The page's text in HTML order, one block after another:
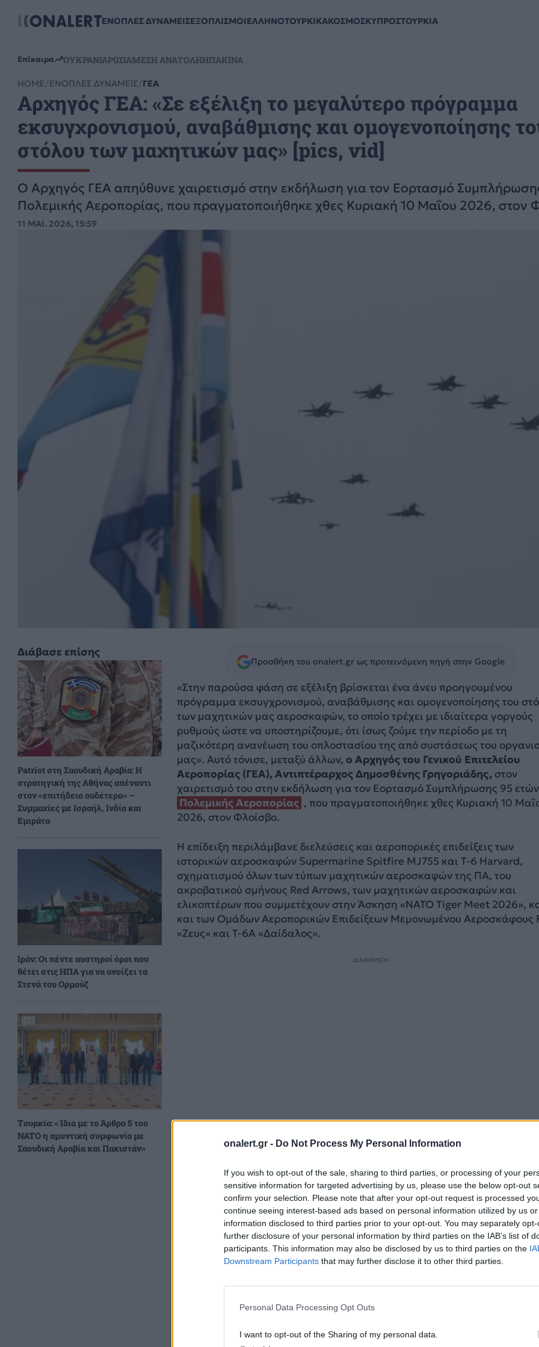
onalert.gr - Do Not Process My Personal Information
If you wish to opt-out of the sale, sharing to third parties, or processing of your
sensitive information for targeted advertising by us, please use the below opt-out
confirm your selection. Please note that after your opt-out request is processed
continue seeing interest-based ads based on personal information utilized by us
information disclosed to third parties prior to your opt-out. You may separately
further disclosure of your personal information by third parties on the IAB’s list of
participants. This information may also be disclosed by us to third parties on the
Downstream Participants that may further disclose it to other third parties.
Personal Data Processing Opt Outs
I want to opt-out of the Sharing of my personal data.
ΕΝΟΠΛΕΣ ΔΥΝΑΜΕΙΣΕΞΟΠΛΙΣΜΟΙΕΛΛΗΝΟΤΟΥΡΚΙΚΑΚΟΣΜΟΣΚΥΠΡΟΣΤΟΥΡΚΙΑ
Επίκαιρα ΟΥΚΡΑΝΙΑΡΩΣΙΑΜΕΣΗ ΑΝΑΤΟΛΗΗΠΑΚΙΝΑ
HOME ΕΝΟΠΛΕΣ ΔΥΝΑΜΕΙΣ ΓΕΑ
Αρχηγός ΓΕΑ: «Σε εξέλιξη το μεγαλύτερο πρόγραμμα
εκσυγχρονισμού, αναβάθμισης και ομογενοποίησης
στόλου των μαχητικών μας» [pics, vid]
Ο Αρχηγός ΓΕΑ απηύθυνε χαιρετισμό στην εκδήλωση για τον Εορτασμό
Πολεμικής Αεροπορίας, που πραγματοποιήθηκε χθες Κυριακή 10 Μαΐου 2026, στον
11 ΜΑΙ. 2026, 15:59
Διάβασε επίσης
Patriot στη Σαουδική Αραβία: Η
στρατηγική της Αθήνας απέναντι
στον «επιτήδειο ουδέτερο» –
Συμμαχίες με Ισραήλ, Ινδία και
Εμιράτα
Ιράν: Οι πέντε αυστηροί όροι που
θέτει στις ΗΠΑ για να ανοίξει τα
Στενά του Ορμούζ
Τουρκία: «Ίδια με το Άρθρο 5 του
NATO η αμυντική συμφωνία με
Σαουδική Αραβία και Πακιστάν»
Προσθήκη του onalert.gr ως προτεινόμενη πηγή στην Google
«Στην παρούσα φάση σε εξέλιξη βρίσκεται ένα άνευ προηγουμένου
πρόγραμμα εκσυγχρονισμού, αναβάθμισης και ομογενοποίησης του
των μαχητικών μας αεροσκαφών, το οποίο τρέχει με ιδιαίτερα γοργούς
ρυθμούς ώστε να υποστηρίζουμε, ότι ίσως ζούμε την περίοδο με τη
μαζικότερη ανανέωση του οπλοστασίου της από συστάσεως του
μας». Αυτό τόνισε, μεταξύ άλλων, ο Αρχηγός του Γενικού Επιτελείου
Αεροπορίας (ΓΕΑ), Αντιπτέραρχος Δημοσθένης Γρηγοριάδης, στον
χαιρετισμό του στην εκδήλωση για τον Εορτασμό Συμπλήρωσης 95 ετών
Πολεμικής Αεροπορίας , που πραγματοποιήθηκε χθες Κυριακή 10
2026, στον Φλοίσβο.
Η επίδειξη περιλάμβανε διελεύσεις και αεροπορικές επιδείξεις των
ιστορικών αεροσκαφών Supermarine Spitfire MJ755 και T-6 Harvard,
σχηματισμού όλων των τύπων μαχητικών αεροσκαφών της ΠΑ, του
ακροβατικού σμήνους Red Arrows, των μαχητικών αεροσκαφών και
ελικοπτέρων που συμμετέχουν στην Άσκηση «NATO Tiger Meet 2026»,
και των Ομάδων Αεροπορικών Επιδείξεων Μεμονωμένου Αεροσκάφους
«Ζευς» και T-6A «Δαίδαλος».
ΔΙΑΦΗΜΙΣΗ
Δείτε το βίντεο του ΓΕΑ από την αεροπορική επίδειξη: